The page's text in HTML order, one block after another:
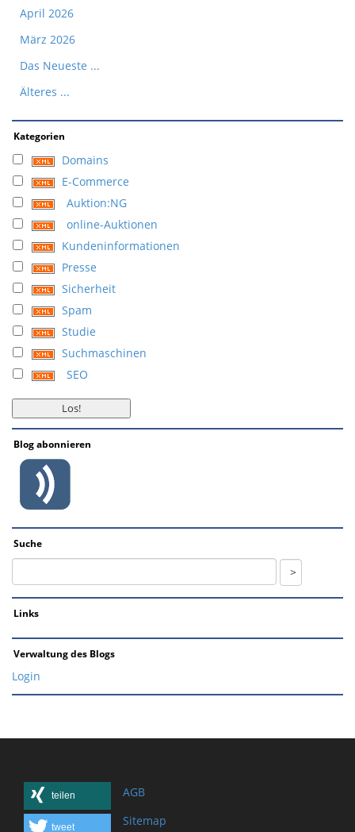
April 2026
März 2026
Das Neueste ...
Älteres ...
Kategorien
Domains
E-Commerce
Auktion:NG
online-Auktionen
Kundeninformationen
Presse
Sicherheit
Spam
Studie
Suchmaschinen
SEO
Blog abonnieren
Suche
Links
Verwaltung des Blogs
Login
teilen
tweet
AGB
Sitemap